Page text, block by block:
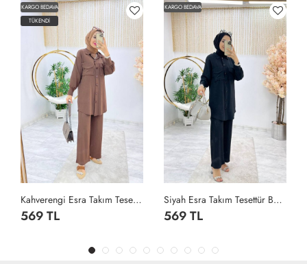
KARGO BEDAVA
TÜKENDİ
Kahverengi Esra Takım Tesettür Bürümcük Kumaş Büyük Beden Seçeneği Kahverengi
569 TL
KARGO BEDAVA
Siyah Esra Takım Tesettür Bürümcük Kumaş Büyük Beden Seçeneği Siyah
569 TL